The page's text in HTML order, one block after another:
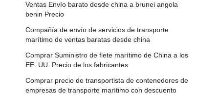
Ventas Envío barato desde china a brunei angola
benin Precio
Compañía de envío de servicios de transporte
marítimo de ventas baratas desde china
Comprar Suministro de flete marítimo de China a los
EE. UU. Precio de los fabricantes
Comprar precio de transportista de contenedores de
empresas de transporte marítimo con descuento